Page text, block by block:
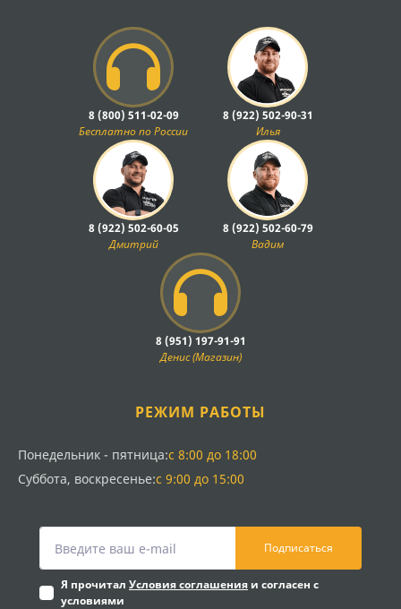
8 (800) 511-02-09
Бесплатно по России
8 (922) 502-90-31
Илья
8 (922) 502-60-05
Дмитрий
8 (922) 502-60-79
Вадим
8 (951) 197-91-91
Денис (Магазин)
РЕЖИМ РАБОТЫ
Понедельник - пятница:с 8:00 до 18:00
Суббота, воскресенье:с 9:00 до 15:00
Подписаться
Я прочитал Условия соглашения и согласен с
условиями